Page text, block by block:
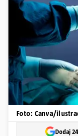
Foto: Canva/
Dodaj